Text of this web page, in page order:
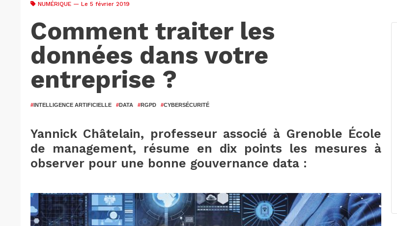
NUMÉRIQUE — Le 5 février 2019
Comment traiter les
données dans votre
entreprise ?
#INTELLIGENCE ARTIFICIELLE #DATA #RGPD #CYBERSÉCURITÉ
Yannick Châtelain, professeur associé à Grenoble École
de management, résume en dix points les mesures à
observer pour une bonne gouvernance data :